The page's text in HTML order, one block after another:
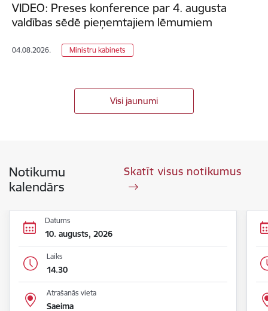
VIDEO: Preses konference par 4. augusta
valdības sēdē pieņemtajiem lēmumiem
04.08.2026. Ministru kabinets
Visi jaunumi
Notikumu
kalendārs
Skatīt visus notikumus
Datums
10. augusts, 2026
Laiks
14.30
Atrašanās vieta
Saeima